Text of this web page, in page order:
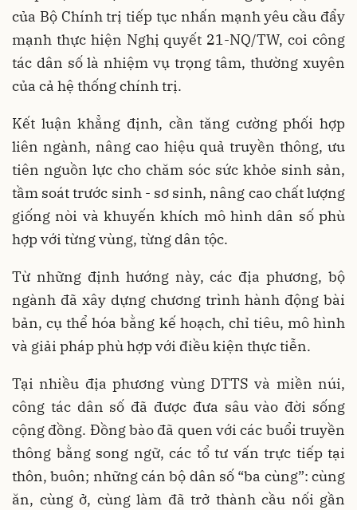
của Bộ Chính trị tiếp tục nhấn mạnh yêu cầu đẩy
mạnh thực hiện Nghị quyết 21-NQ/TW, coi công
tác dân số là nhiệm vụ trọng tâm, thường xuyên
của cả hệ thống chính trị.
Kết luận khẳng định, cần tăng cường phối hợp
liên ngành, nâng cao hiệu quả truyền thông, ưu
tiên nguồn lực cho chăm sóc sức khỏe sinh sản,
tầm soát trước sinh - sơ sinh, nâng cao chất lượng
giống nòi và khuyến khích mô hình dân số phù
hợp với từng vùng, từng dân tộc.
Từ những định hướng này, các địa phương, bộ
ngành đã xây dựng chương trình hành động bài
bản, cụ thể hóa bằng kế hoạch, chỉ tiêu, mô hình
và giải pháp phù hợp với điều kiện thực tiễn.
Tại nhiều địa phương vùng DTTS và miền núi,
công tác dân số đã được đưa sâu vào đời sống
cộng đồng. Đồng bào đã quen với các buổi truyền
thông bằng song ngữ, các tổ tư vấn trực tiếp tại
thôn, buôn; những cán bộ dân số “ba cùng”: cùng
ăn, cùng ở, cùng làm đã trở thành cầu nối gần